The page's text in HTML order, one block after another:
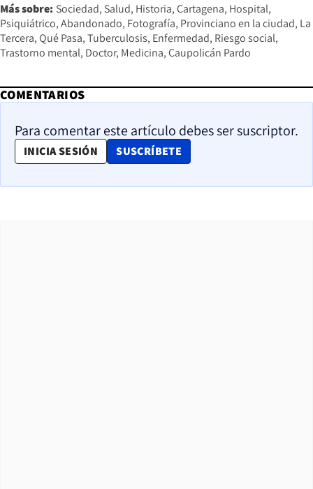
Más sobre: Sociedad Salud Historia Cartagena Hospital
Psiquiátrico Abandonado Fotografía Provinciano en la ciudad La
Tercera Qué Pasa Tuberculosis Enfermedad Riesgo social
Trastorno mental Doctor Medicina Caupolicán Pardo
COMENTARIOS
Para comentar este artículo debes ser suscriptor.
INICIA SESIÓN SUSCRÍBETE
OPENS IN NEW WINDOW